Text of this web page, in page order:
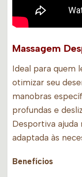
Massagem
Ideal para quem
otimizar seu
manobras
profundas e
Desportiva ajuda
adaptada às
Benefícios